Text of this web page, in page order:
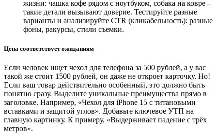
жизни: чашка кофе рядом с ноутбуком, собака на ковре –
такие детали вызывают доверие. Тестируйте разные
варианты и анализируйте CTR (кликабельность): разные
фоны, ракурсы, стили съемки.
Цена соответствует ожиданиям
Если человек ищет чехол для телефона за 500 рублей, а у вас
такой же стоит 1500 рублей, он даже не откроет карточку. Но!
Если ваш товар действительно особенный, это должно быть
понятно сразу. Выделите уникальные преимущества прямо в
заголовке. Например, «Чехол для iPhone 15 с титановыми
вставками и защитой углов». Добавьте ключевое УТП на
главную картинку. К примеру, «Выдерживает падение с трёх
метров».